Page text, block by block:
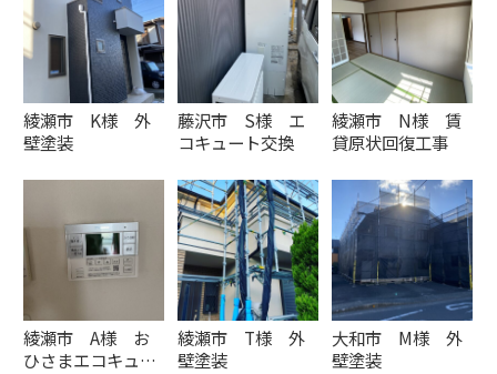
綾瀬市 K様 外
壁塗装
藤沢市 S様 エ
コキュート交換
綾瀬市 N様 賃
貸原状回復工事
綾瀬市 A様 お
ひさまエコキュ…
綾瀬市 T様 外
壁塗装
大和市 M様 外
壁塗装